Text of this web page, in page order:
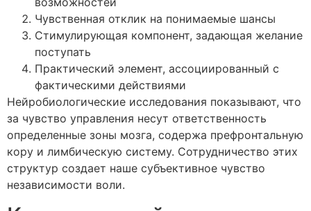
Чувственная отклик на понимаемые шансы
Стимулирующая компонент, задающая желание
поступать
Практический элемент, ассоциированный с
фактическими действиями
Нейробиологические исследования показывают, что
за чувство управления несут ответственность
определенные зоны мозга, содержа префронтальную
кору и лимбическую систему. Сотрудничество этих
структур создает наше субъективное чувство
независимости воли.